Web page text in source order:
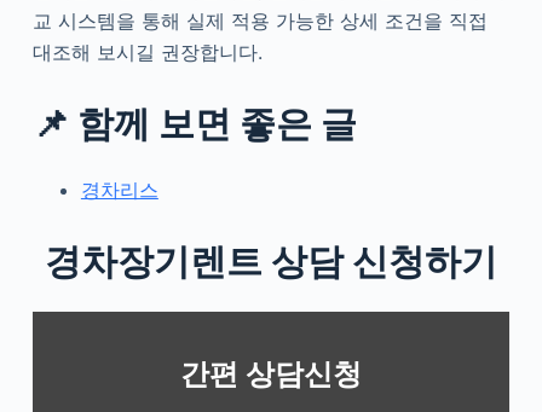
교 시스템을 통해 실제 적용 가능한 상세 조건을 직접
대조해 보시길 권장합니다.
📌 함께 보면 좋은 글
경차리스
경차장기렌트 상담 신청하기
간편 상담신청